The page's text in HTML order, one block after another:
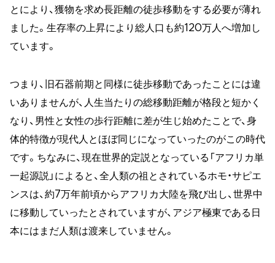
とにより、獲物を求め長距離の徒歩移動をする必要が薄れ
ました。生存率の上昇により総人口も約120万人へ増加し
ています。
つまり、旧石器前期と同様に徒歩移動であったことには違
いありませんが、人生当たりの総移動距離が格段と短かく
なり、男性と女性の歩行距離に差が生じ始めたことで、身
体的特徴が現代人とほぼ同じになっていったのがこの時代
です。ちなみに、現在世界的定説となっている「アフリカ単
一起源説」によると、全人類の祖とされているホモ・サピエ
ンスは、約7万年前頃からアフリカ大陸を飛び出し、世界中
に移動していったとされていますが、アジア極東である日
本にはまだ人類は渡来していません。